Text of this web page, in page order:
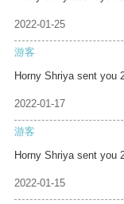
2022-01-25
游客
Horny Shriya sent you
2022-01-17
游客
Horny Shriya sent you
2022-01-15